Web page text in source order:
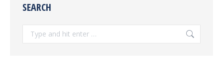
SEARCH
Search: